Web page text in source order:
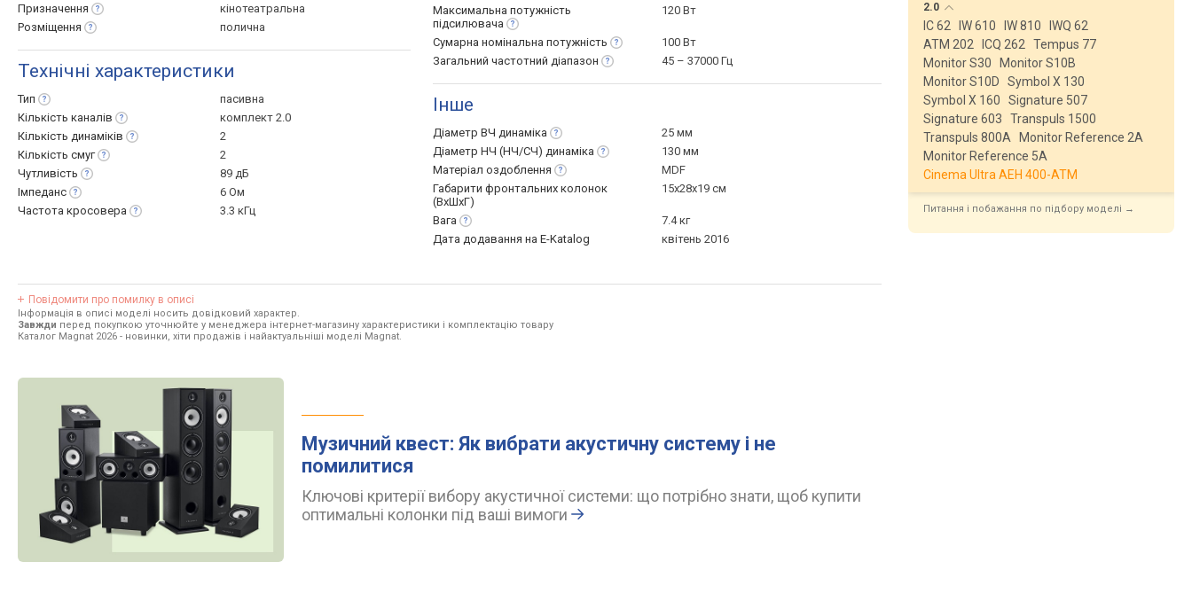
Призначення
кінотеатральна
Розміщення
полична
Технічні характеристики
Тип
пасивна
Кількість каналів
комплект 2.0
Кількість динаміків
2
Кількість смуг
2
Чутливість
89 дБ
Імпеданс
6 Ом
Частота кросовера 3.3 кГц
Максимальна потужність
підсилювача
120 Вт
Сумарна номінальна потужність
100 Вт
Загальний частотний діапазон 45 – 37000 Гц
Інше
Діаметр ВЧ динаміка
25 мм
Діаметр НЧ (НЧ/СЧ) динаміка
130 мм
Матеріал оздоблення
MDF
Габарити фронтальних колонок
(ВхШхГ)
15x28x19 см
Вага
7.4 кг
Дата додавання на E-Katalog
квітень 2016
Повідомити про помилку в описі
Інформація в описі моделі носить довідковий характер.
Завжди перед покупкою уточнюйте у менеджера інтернет-магазину характеристики і комплектацію товару
Каталог Magnat 2026 - новинки, хіти продажів і найактуальніші моделі Magnat.
Музичний квест: Як вибрати акустичну систему і не
помилитися
Ключові критерії вибору акустичної системи: що потрібно знати, щоб купити
оптимальні колонки під ваші вимоги
2.0
IC 62 IW 610 IW 810
IWQ 62
ATM 202
ICQ 262
Tempus 77
Monitor S30
Monitor S10B
Monitor S10D
Symbol X 130
Symbol X 160
Signature 507
Signature 603
Transpuls 1500
Transpuls 800A
Monitor Reference 2A
Monitor Reference 5A
Cinema Ultra AEH 400-ATM
Питання і побажання по підбору моделі →